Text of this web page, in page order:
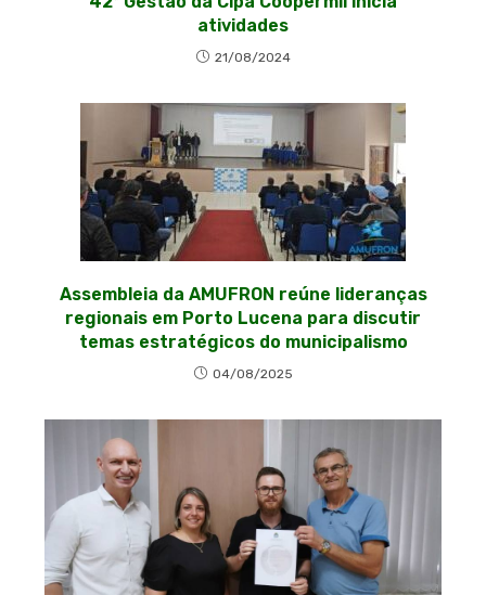
atividades
21/08/2024
Assembleia da AMUFRON reúne lideranças
regionais em Porto Lucena para discutir
temas estratégicos do municipalismo
04/08/2025